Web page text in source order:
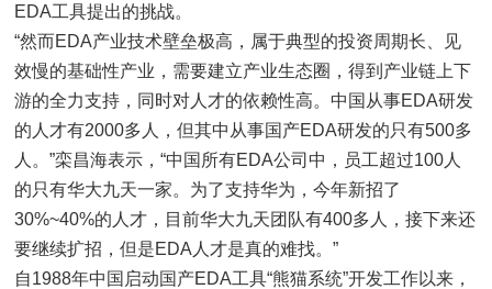
EDA工具提出的挑战。
“然而EDA产业技术壁垒极高，属于典型的投资周期长、见
效慢的基础性产业，需要建立产业生态圈，得到产业链上下
游的全力支持，同时对人才的依赖性高。中国从事EDA研发
的人才有2000多人，但其中从事国产EDA研发的只有500多
人。”栾昌海表示，“中国所有EDA公司中，员工超过100人
的只有华大九天一家。为了支持华为，今年新招了
30%~40%的人才，目前华大九天团队有400多人，接下来还
要继续扩招，但是EDA人才是真的难找。”
自1988年中国启动国产EDA工具“熊猫系统”开发工作以来，